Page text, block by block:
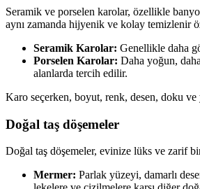
Seramik ve porselen karolar, özellikle
aynı zamanda hijyenik ve kolay temizlenir
Seramik Karolar: Genellikle daha
Porselen Karolar: Daha yoğun,
alanlarda tercih edilir.
Karo seçerken, boyut, renk, desen, doku
Doğal taş döşemeler
Doğal taş döşemeler, evinize lüks ve zarif
Mermer: Parlak yüzeyi, damarlı